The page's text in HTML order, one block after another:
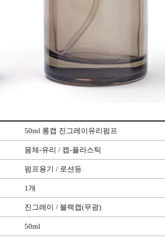
50ml 롱캡 진그레이유리펌프
몸체-유리 / 캡-플라스틱
펌프용기 / 로션등
1개
진그레이 / 블랙캡(무광)
50ml